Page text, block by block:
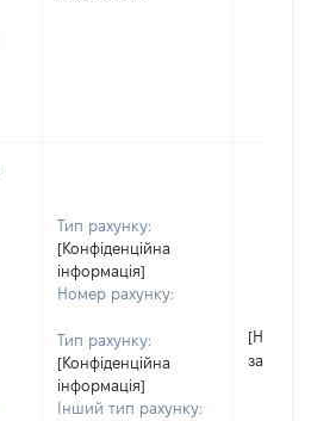
Тип рахунку:
[Конфіденційна
інформація]
Номер рахунку:
Тип рахунку:
[Конфіденційна
інформація]
Інший тип рахунку:
[Не